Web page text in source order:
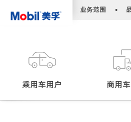
业务范围 •
乘用车用户 商用